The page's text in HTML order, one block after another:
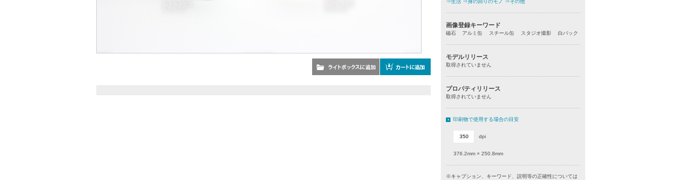
⇒生活 ⇒身の回りのモノ ⇒その他
画像登録キーワード
磁石 アルミ缶 スチール缶 スタジオ撮影 白バック
モデルリリース
取得されていません
プロパティリリース
取得されていません
印刷物で使用する場合の目安
dpi
376.2mm × 250.8mm
※キャプション、キーワード、説明等の正確性については